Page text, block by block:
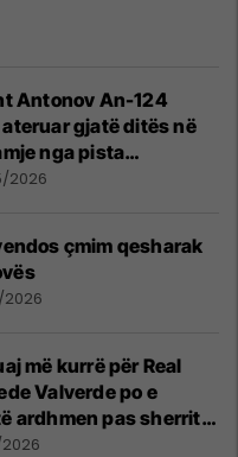
Antonov An-124
ateruar gjatë ditës në
nga pista
në rrjete sociale
2026
çmim qesharak
më kurrë për Real
Valverde po e
ardhmen pas sherrit